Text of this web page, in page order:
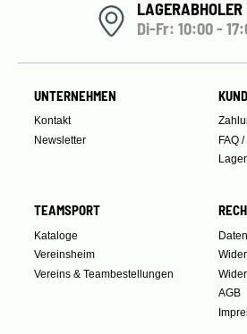
Di-Fr: 10:00 -
UNTERNEHMEN
Kontakt
Newsletter
FAQ
TEAMSPORT
Kataloge
Vereinsheim
Vereins & Teambestellungen
AGB